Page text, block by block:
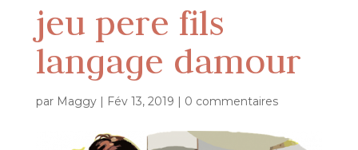
jeu pere fils
langage damour
par Maggy| Fév 13, 2019 | 0 commentaires